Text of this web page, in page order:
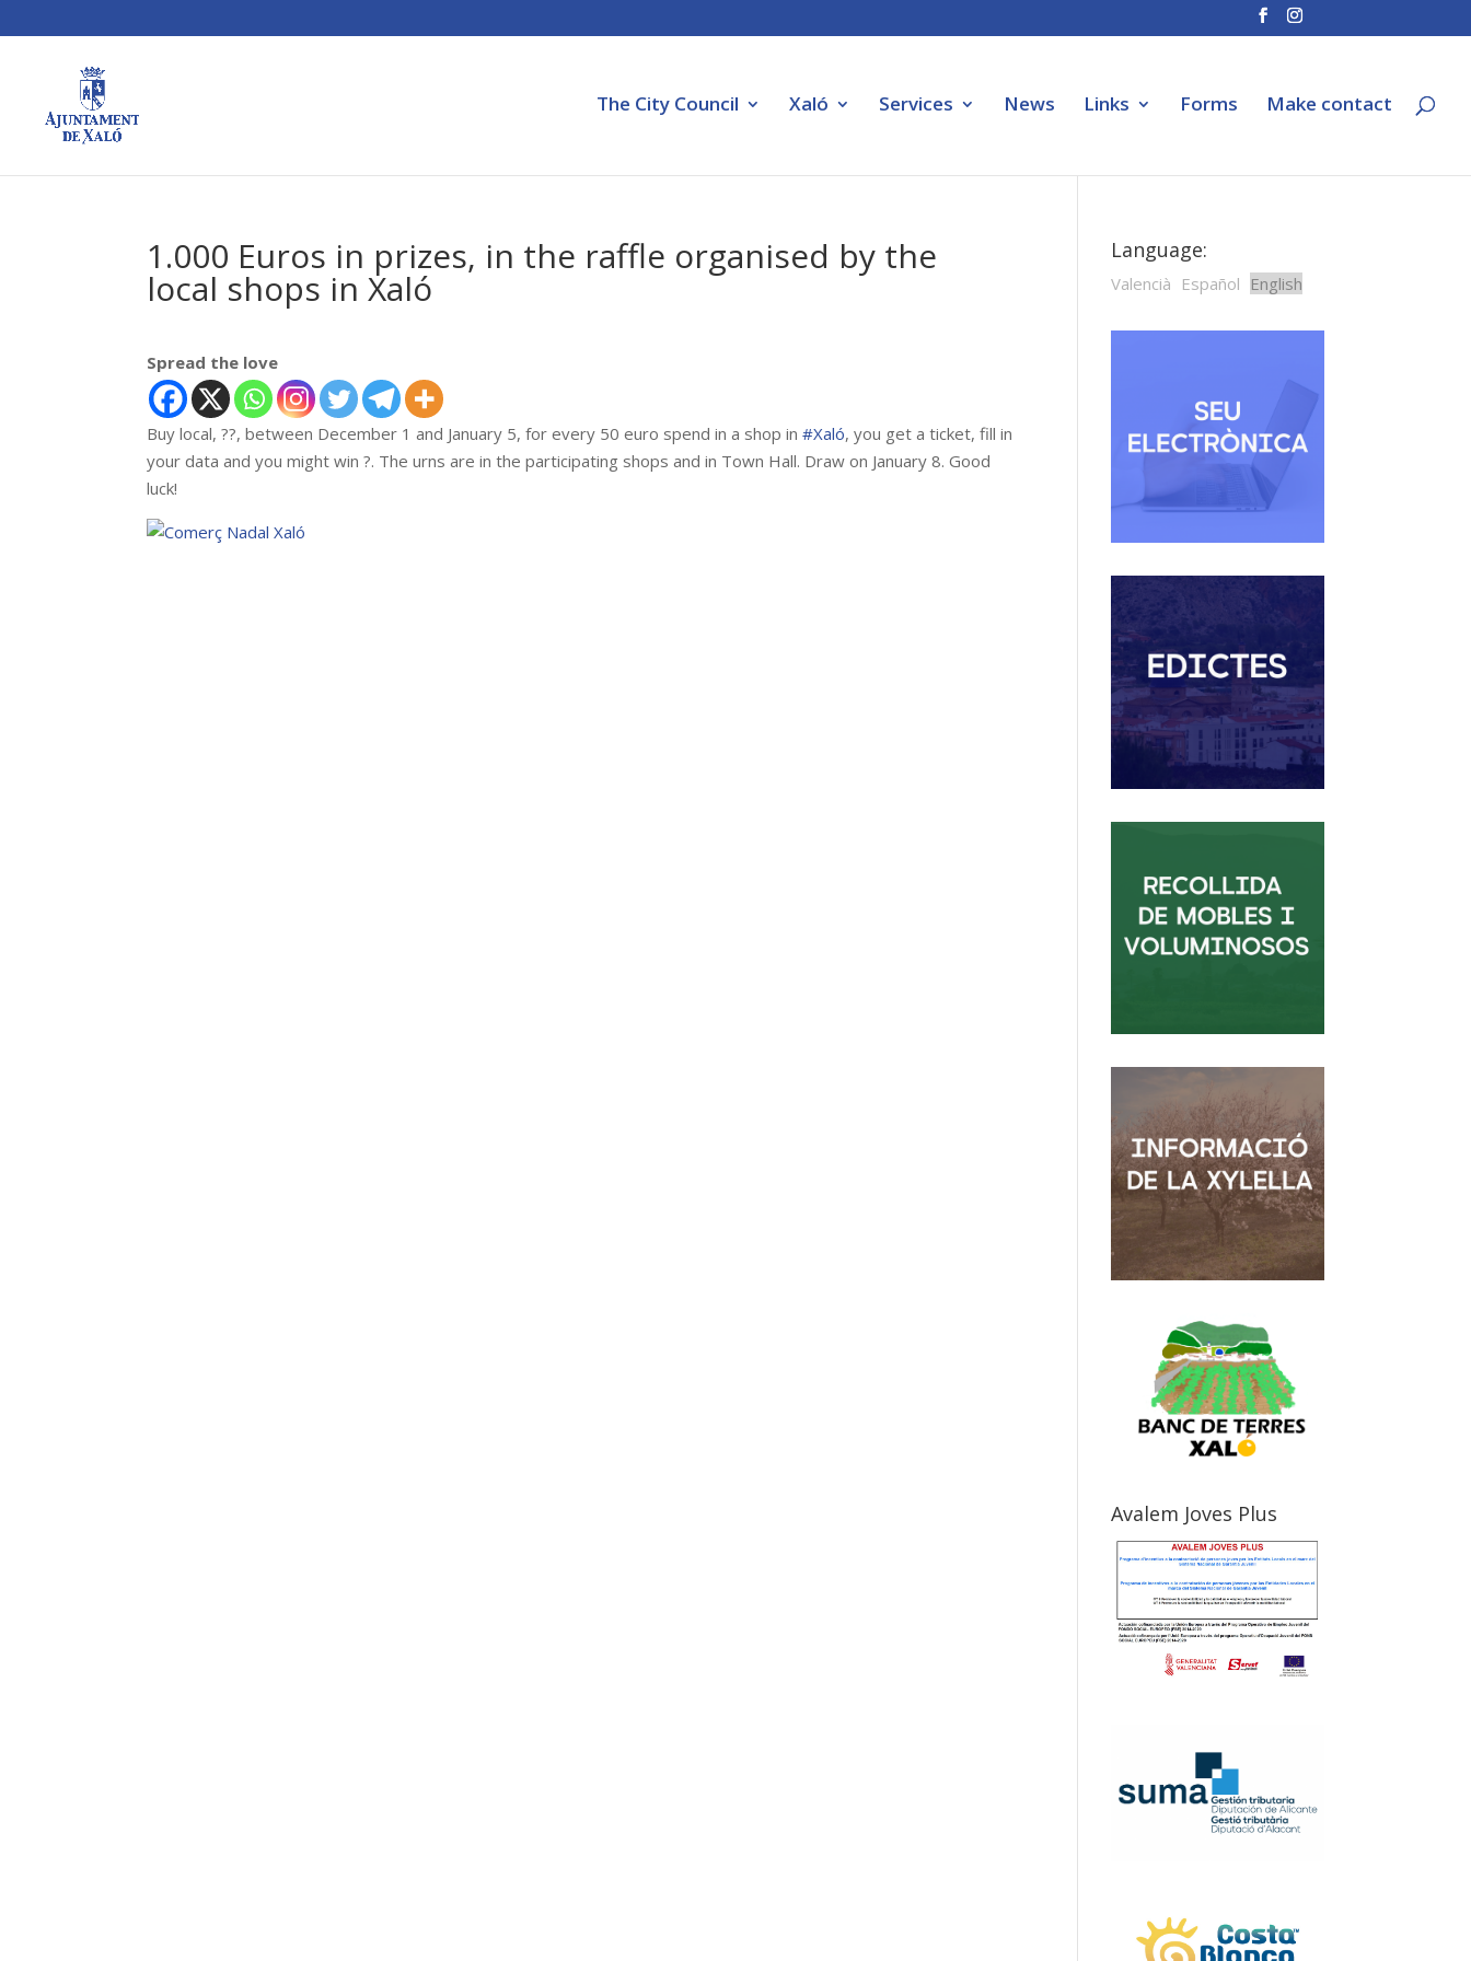
The City Council Xaló Services News Links Forms Make contact
1.000 Euros in prizes, in the raffle organised by the
local shops in Xaló
Spread the love
Buy local,??, between December 1 and January 5, for every 50 euro spend in a shop in#Xaló, you get a ticket, fill in
your data and you might win?. The urns are in the participating shops and in Town Hall. Draw on January 8. Good
luck!
Language:
Valencià Español English
Avalem Joves Plus